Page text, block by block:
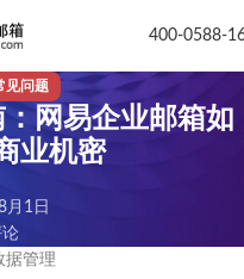
400-0588-
见问题
网易企业邮箱如
业机密
月1日
论
据管理